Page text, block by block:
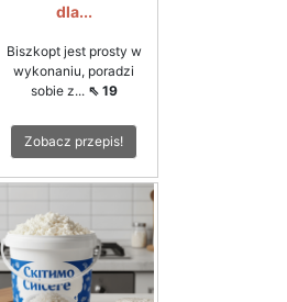
dla...
Biszkopt jest prosty w
wykonaniu, poradzi
sobie z... ⇖ 19
Zobacz przepis!